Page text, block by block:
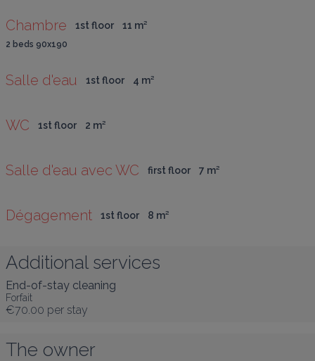
Chambre 1st floor 11 m²
2 beds 90x190
Salle d'eau 1st floor 4 m²
WC 1st floor 2 m²
Salle d'eau avec WC first floor 7 m²
Dégagement 1st floor 8 m²
Additional services
End-of-stay cleaning
Forfait
€70.00 per stay
The owner